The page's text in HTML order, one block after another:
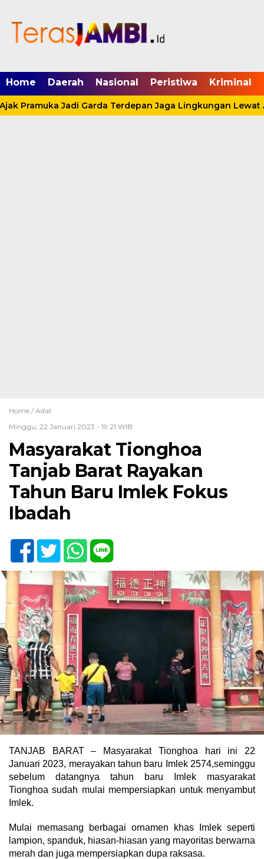
Home Daerah Nasional Peristiwa Kriminal
Pramuka Jadi Garda Terdepan Jaga Lingkungan Lewat
Home / Adat
Minggu, 22 Januari 2023 - 19:21 WIB
Masyarakat Tionghoa
Tanjab Barat Rayakan
Tahun Baru Imlek Fokus
Ibadah
TANJAB BARAT – Masyarakat Tionghoa hari ini 22
Januari 2023, merayakan tahun baru Imlek 2574,seminggu
sebelum datangnya tahun baru Imlek masyarakat
Tionghoa sudah mulai mempersiapkan untuk menyambut
Imlek.
Mulai memasang berbagai ornamen khas Imlek seperti
lampion, spanduk, hiasan-hiasan yang mayoritas berwarna
merah dan juga mempersiapkan dupa raksasa.